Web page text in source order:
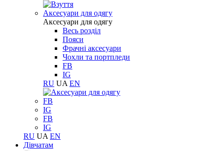
Aксесуари для одягу
Aксесуари для одягу
Весь розділ
Пояси
Фрачні аксесуари
Чохли та портпледи
FB
IG
RU UA EN
FB
IG
FB
IG
RU UA EN
Дівчатам